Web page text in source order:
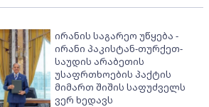
ირანის საგარეო უწყება -
ირანი პაკისტან-თურქეთ-
საუდის არაბეთის
უსაფრთხოების პაქტის
მიმართ შიშის საფუძველს
ვერ ხედავს